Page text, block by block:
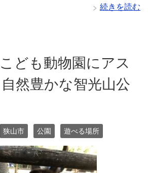
続きを読む
こども動物園にアス
然豊かな智光山公
狭山市 公園 遊べる場所